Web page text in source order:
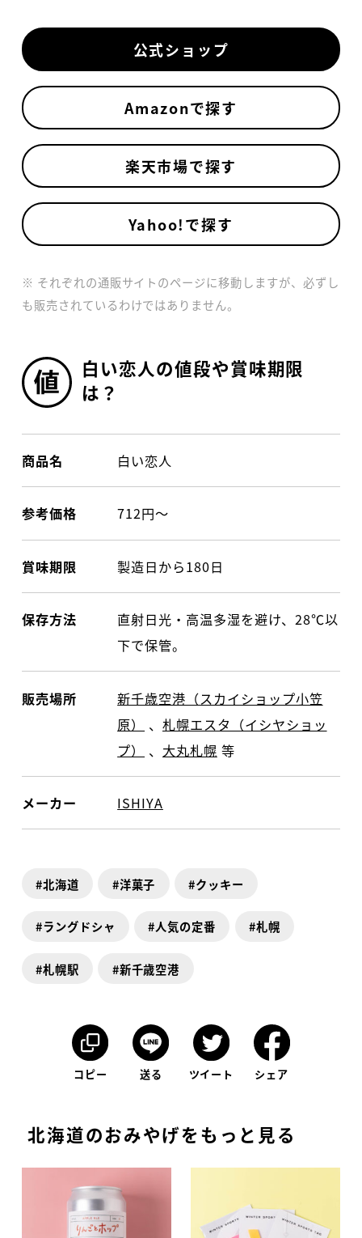
公式ショップ
Amazonで探す
楽天市場で探す
Yahoo!で探す
※ それぞれの通販サイトのページに移動しますが、必ずし
も販売されているわけではありません。
白い恋人の値段や賞味期限
は？
商品名 白い恋人
参考価格 712円〜
賞味期限 製造日から180日
保存方法
直射日光・高温多湿を避け、28℃以
下で保管。
販売場所
新千歳空港（スカイショップ小笠
原）
、 札幌エスタ（イシヤショッ
プ）
、 大丸札幌 等
メーカー ISHIYA
北海道 洋菓子 クッキー
ラングドシャ 人気の定番 札幌
札幌駅 新千歳空港
コピー 送る ツイート シェア
北海道のおみやげをもっと見る